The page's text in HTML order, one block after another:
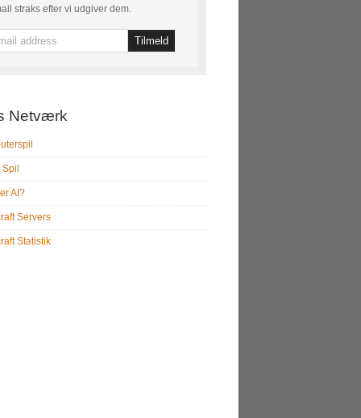
straks efter vi udgiver dem.
Netværk
AI?
Servers
Statistik